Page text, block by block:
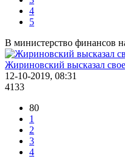
4
5
В министерство финансов
Жириновский высказал
12-10-2019, 08:31
4133
80
1
2
3
4